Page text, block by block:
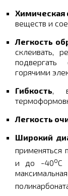
Химическая
веществ и
Легкость
склеивать,
подвергать
горячими
Гибкость ,
Легкость
Широкий
применяться
и до -40oС